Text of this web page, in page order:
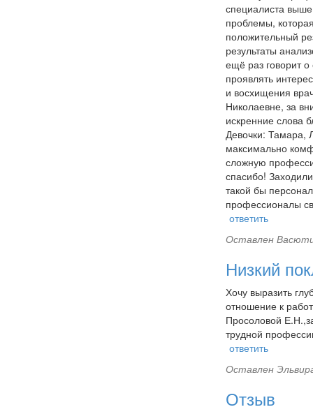
специалиста
проблемы,
положительный
результаты
ещё раз говорит
проявлять
и восхищения
Николаевне, за
искренние слова
Девочки: Тамара,
максимально
сложную
спасибо!
такой бы
профессионалы
ответить
Оставлен
Низкий
Хочу выразить
отношение к
Просоловой
трудной
ответить
Оставлен
Отзыв